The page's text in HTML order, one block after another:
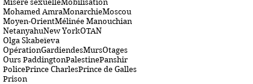
Misère sexuelleMobilisation
Mohamed AmraMonarchieMoscou
Moyen-OrientMélinée Manouchian
NetanyahuNew YorkOTAN
Olga Skabeïeva
OpérationGardiendesMursOtages
Ours PaddingtonPalestinePanshir
PolicePrince CharlesPrince de Galles
Prison